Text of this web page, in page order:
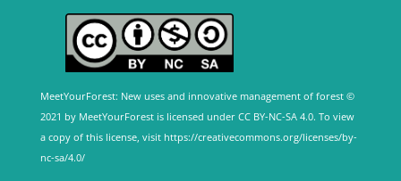
MeetYourForest: New uses and innovative management of forest ©
2021 by MeetYourForest is licensed under CC BY-NC-SA 4.0. To view
a copy of this license, visit https://creativecommons.org/licenses/by-
nc-sa/4.0/